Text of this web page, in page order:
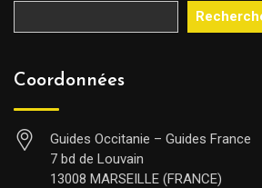
Coordonnées
Guides Occitanie – Guides France
7 bd de Louvain
13008 MARSEILLE (FRANCE)